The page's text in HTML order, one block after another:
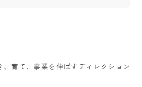
、育て、事業を伸ばすディレクション